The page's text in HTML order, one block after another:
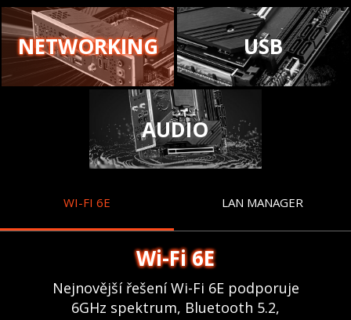
NETWORKING USB
AUDIO
WI-FI 6E LAN MANAGER
Wi-Fi 6E
Nejnovější řešení Wi-Fi 6E podporuje
6GHz spektrum, Bluetooth 5.2,